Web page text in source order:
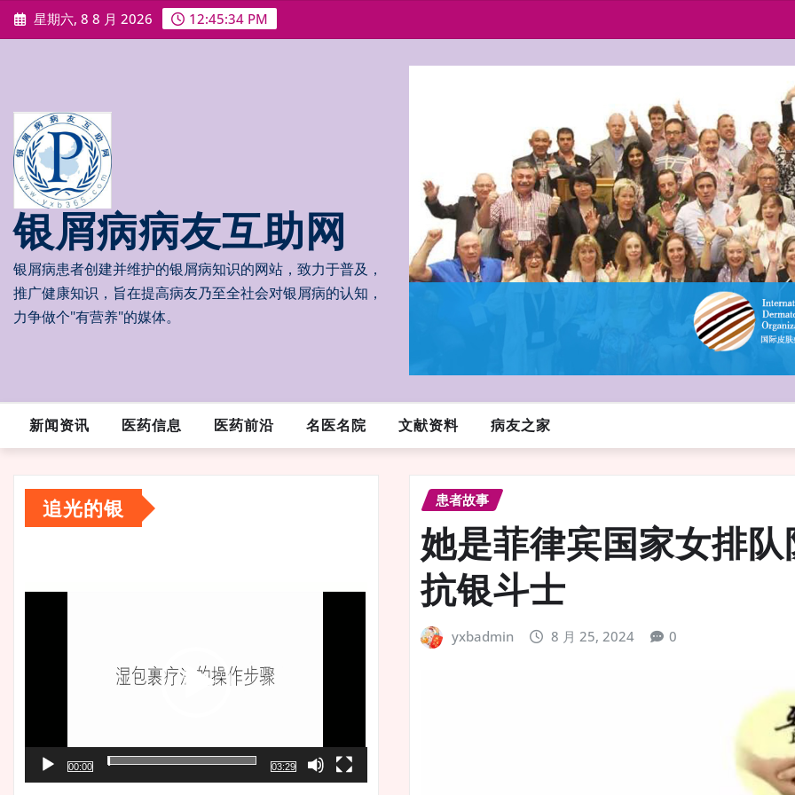
Skip
to
星期六, 8 8 月 2026 12:45:35 PM
银屑病病友互助网
银屑病患者创建并维护的银屑病知识的网站，致力于普及，
推广健康知识，旨在提高病友乃至全社会对银屑病的认知，
力争做个"有营养"的媒体。
新闻资讯 医药信息 医药前沿 名医名院 文献资料 病友之家
追光的银
频
00:00 03:29
患者故事
她是菲律宾国家女排
抗银斗士
yxbadmin 8 月 25, 2024 0